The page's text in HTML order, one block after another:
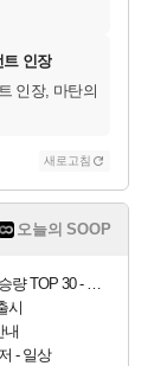
트 인장
인장, 마탄의
새로고침
오늘의 SOOP
30 - 월간 치지직
시
내
- 일상